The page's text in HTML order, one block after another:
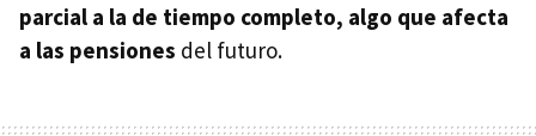
parcial a la de tiempo completo, algo que afecta
a las pensiones del futuro.